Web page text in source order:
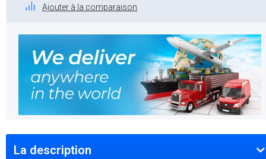
Ajouter à la comparaison
La description